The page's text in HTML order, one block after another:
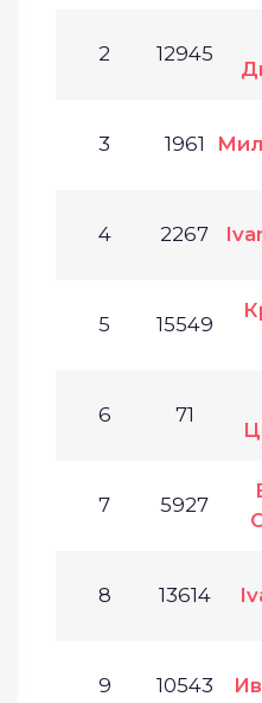
2 12945
3 1961
4 2267
5 15549
6 71
7 5927
8 13614
9 10543